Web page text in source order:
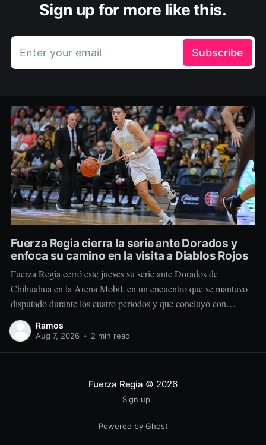
Sign up for more like this.
Enter your email Subscribe
Fuerza Regia cierra la serie ante Dorados y
enfoca su camino en la visita a Diablos Rojos
Fuerza Regia cerró este jueves su serie ante Dorados de
Chihuahua en la Arena Mobil, en un encuentro que se mantuvo
disputado durante los cuatro periodos y que concluyó con
marcador de 86-92 a favor del conjunto visitante. El cuadro
regiomontano se mantuvo cerca desde el comienzo. Dorados
Ramos
Aug 7, 2026 • 2 min read
Fuerza Regia © 2026
Sign up
Powered by Ghost